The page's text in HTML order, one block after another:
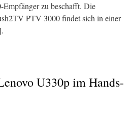
zu beschafft. Die
PTV 3000 findet sich in einer
U330p im Hands-